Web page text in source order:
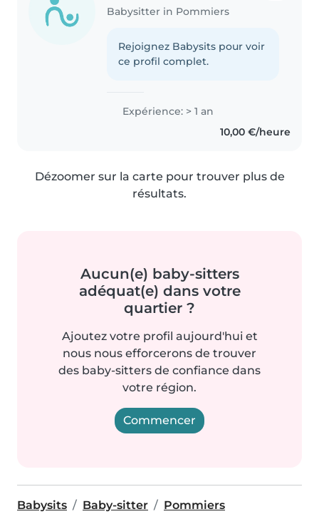
Babysitter in Pommiers
Rejoignez Babysits pour voir
ce profil complet.
Expérience: > 1 an
10,00 €/heure
Dézoomer sur la carte pour trouver plus de
résultats.
Aucun(e) baby-sitters
adéquat(e) dans votre
quartier ?
Ajoutez votre profil aujourd'hui et
nous nous efforcerons de trouver
des baby-sitters de confiance dans
votre région.
Commencer
Babysits Baby-sitter Pommiers